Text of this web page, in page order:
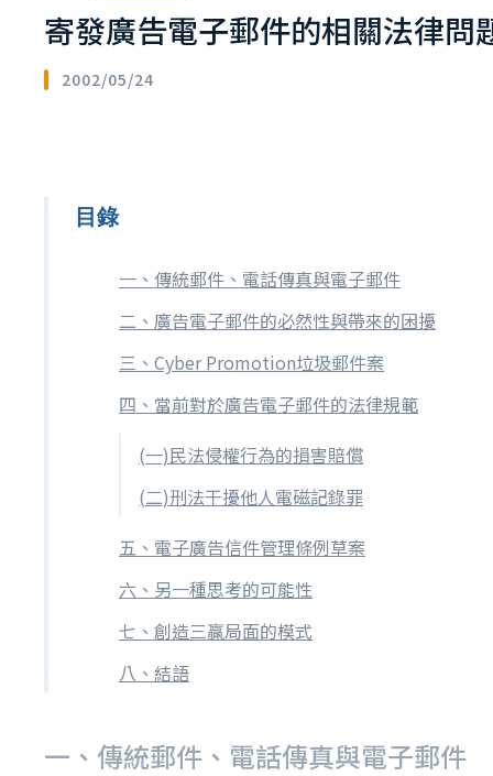
寄發廣告電子郵件的相關法律問
2002/05/24
目錄
一、傳統郵件、電話傳真與電子郵件
二、廣告電子郵件的必然性與帶來的困擾
三、Cyber Promotion垃圾郵件案
四、當前對於廣告電子郵件的法律規範
(一)民法侵權行為的損害賠償
(二)刑法干擾他人電磁記錄罪
五、電子廣告信件管理條例草案
六、另一種思考的可能性
七、創造三贏局面的模式
八、結語
一、傳統郵件、電話傳真與電子郵件